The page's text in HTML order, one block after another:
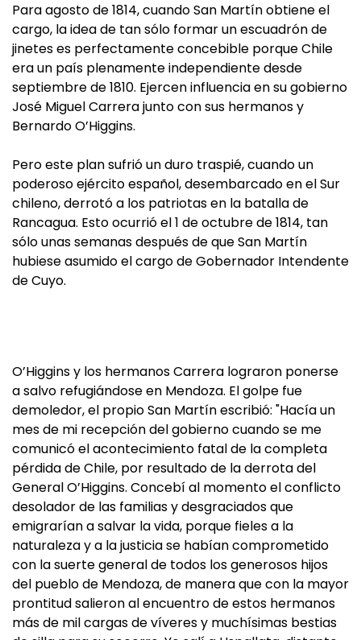
Para agosto de 1814, cuando San Martín obtiene el
cargo, la idea de tan sólo formar un escuadrón de
jinetes es perfectamente concebible porque Chile
era un país plenamente independiente desde
septiembre de 1810. Ejercen influencia en su gobierno
José Miguel Carrera junto con sus hermanos y
Bernardo O’Higgins.
Pero este plan sufrió un duro traspié, cuando un
poderoso ejército español, desembarcado en el Sur
chileno, derrotó a los patriotas en la batalla de
Rancagua. Esto ocurrió el 1 de octubre de 1814, tan
sólo unas semanas después de que San Martín
hubiese asumido el cargo de Gobernador Intendente
de Cuyo.
O’Higgins y los hermanos Carrera lograron ponerse
a salvo refugiándose en Mendoza. El golpe fue
demoledor, el propio San Martín escribió: "Hacía un
mes de mi recepción del gobierno cuando se me
comunicó el acontecimiento fatal de la completa
pérdida de Chile, por resultado de la derrota del
General O’Higgins. Concebí al momento el conflicto
desolador de las familias y desgraciados que
emigrarían a salvar la vida, porque fieles a la
naturaleza y a la justicia se habían comprometido
con la suerte general de todos los generosos hijos
del pueblo de Mendoza, de manera que con la mayor
prontitud salieron al encuentro de estos hermanos
más de mil cargas de víveres y muchísimas bestias